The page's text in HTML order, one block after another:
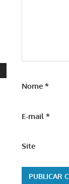
Nome*
E-mail*
Site